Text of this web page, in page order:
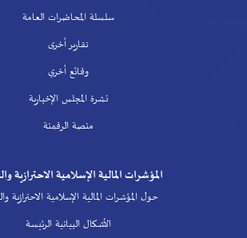
سلسلة المحاضرات العامة
تقارير أخرى
وقائع أخري
نشرة المجلس الإخبارية
منصة الرقمنة
المؤشرات المالية الإسلامية الاحترازية
حول المؤشرات المالية الإسلامية الاحترازية
الأشكال البيانية الرئيسة